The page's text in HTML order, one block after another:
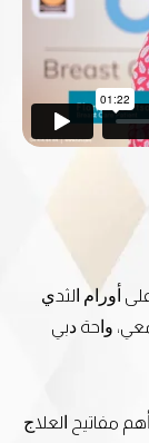
ﺃﻭﺭﺍﻡ ﺍﻟﺜﺪﻱ
ﻭﺍﺣﺔ ﺩﺑﻲ
ﻣﻔﺎﺗﻴﺢ ﺍﻟﻌﻼﺝ